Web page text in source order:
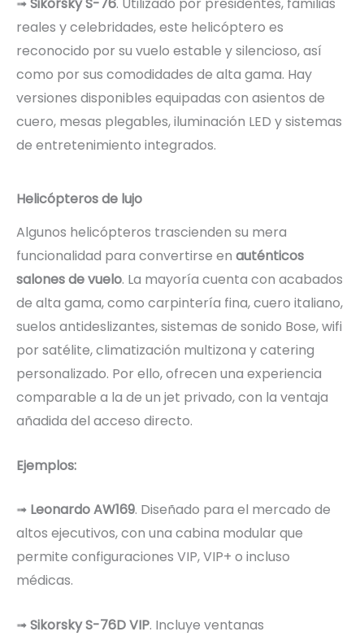
reales y celebridades, este helicóptero es
reconocido por su vuelo estable y silencioso, así
como por sus comodidades de alta gama. Hay
versiones disponibles equipadas con asientos de
cuero, mesas plegables, iluminación LED y sistemas
de entretenimiento integrados.
Helicópteros de lujo
Algunos helicópteros trascienden su mera
funcionalidad para convertirse en auténticos
salones de vuelo. La mayoría cuenta con acabados
de alta gama, como carpintería fina, cuero italiano,
suelos antideslizantes, sistemas de sonido Bose, wifi
por satélite, climatización multizona y catering
personalizado. Por ello, ofrecen una experiencia
comparable a la de un jet privado, con la ventaja
añadida del acceso directo.
Ejemplos:
➟ Leonardo AW169. Diseñado para el mercado de
altos ejecutivos, con una cabina modular que
permite configuraciones VIP, VIP+ o incluso
médicas.
➟Sikorsky S-76D VIP. Incluye ventanas